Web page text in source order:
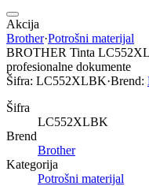
Akcija
Brother·Potrošni materijal
BROTHER Tinta
profesionalne dokumente
Šifra: LC552XLBK·Brend:
Šifra
LC552XLBK
Brend
Brother
Kategorija
Potrošni materijal